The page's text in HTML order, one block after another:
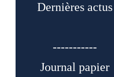
Dernières actus
-----------
Journal papier